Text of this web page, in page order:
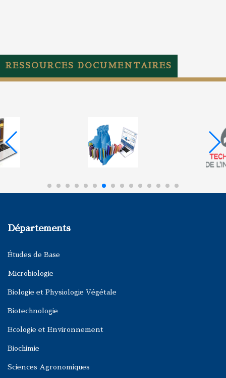
RESSOURCES DOCUMENTAIRES
Départements
Études de Base
Microbiologie
Biologie et Physiologie Végétale
Biotechnologie
Ecologie et Environnement
Biochimie
Sciences Agronomiques